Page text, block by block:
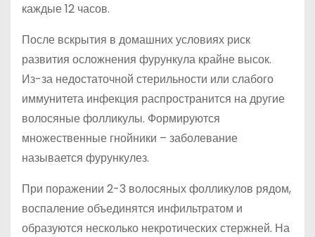
каждые 12 часов.
После вскрытия в домашних условиях риск
развития осложнения фурункула крайне высок.
Из-за недостаточной стерильности или слабого
иммунитета инфекция распространится на другие
волосяные фолликулы. Формируются
множественные гнойники – заболевание
называется фурункулез.
При поражении 2-3 волосяных фолликулов рядом,
воспаление объединятся инфильтратом и
образуются несколько некротических стержней. На